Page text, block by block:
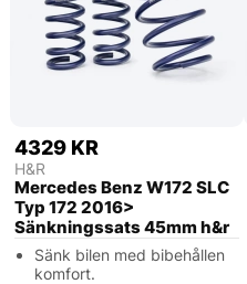
4329 KR
H&R
Mercedes Benz W172 SLC
Typ 172 2016>
Sänkningssats 45mm h&r
Sänk bilen med bibehållen
komfort.